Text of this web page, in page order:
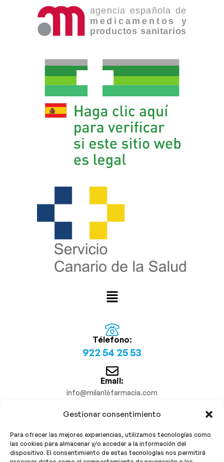
Gestionar consentimiento
Para ofrecer las mejores experiencias, utilizamos tecnologías como
las cookies para almacenar y/o acceder a la información del
dispositivo. El consentimiento de estas tecnologías nos permitirá
Télefono:
922 54 25 53
Email:
info@milan16farmacia.com
¡Síguenos!